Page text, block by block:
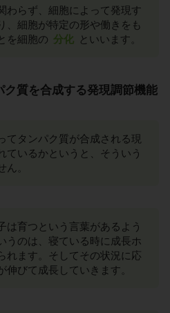
わらず、細胞によって発現す
、細胞が特定の形や働きをも
を細胞の 分化 といいます。
ク質を合成する発現調節機能
てタンパク質が合成される現
ているかというと、そういう
ん。
は育つという言葉があるよう
うのは、寝ている時に成長ホ
れます。そしてその状況に応
伸びて成長していきます。